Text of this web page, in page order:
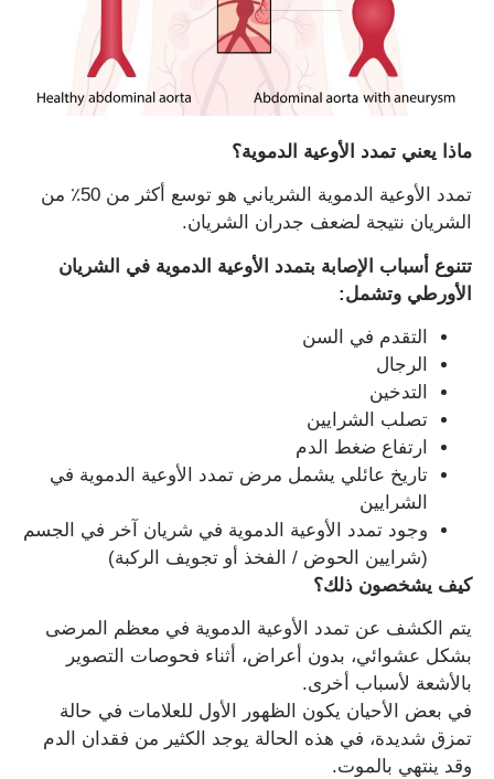
ماذا يعني تمدد الأوعية الدموية؟
تمدد الأوعية الدموية الشرياني هو توسع أكثر من 50٪ من
الشريان نتيجة لضعف جدران الشريان.
تتنوع أسباب الإصابة بتمدد الأوعية الدموية في الشريان
الأورطي وتشمل:
التقدم في السن
الرجال
التدخين
تصلب الشرايين
ارتفاع ضغط الدم
تاريخ عائلي يشمل مرض تمدد الأوعية الدموية في
الشرايين
وجود تمدد الأوعية الدموية في شريان آخر في الجسم
(شرايين الحوض / الفخذ أو تجويف الركبة)
كيف يشخصون ذلك؟
يتم الكشف عن تمدد الأوعية الدموية في معظم المرضى
بشكل عشوائي، بدون أعراض، أثناء فحوصات التصوير
بالأشعة لأسباب أخرى.
في بعض الأحيان يكون الظهور الأول للعلامات في حالة
تمزق شديدة، في هذه الحالة يوجد الكثير من فقدان الدم
وقد ينتهي بالموت.